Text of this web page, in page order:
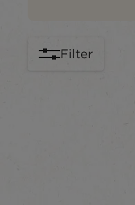
Filter